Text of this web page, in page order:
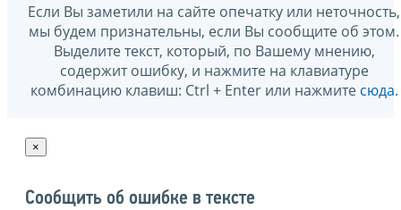
Если Вы заметили на сайте опечатку или неточность,
мы будем признательны, если Вы сообщите об этом.
Выделите текст, который, по Вашему мнению,
содержит ошибку, и нажмите на клавиатуре
комбинацию клавиш: Ctrl + Enter или нажмите сюда.
×
Сообщить об ошибке в тексте